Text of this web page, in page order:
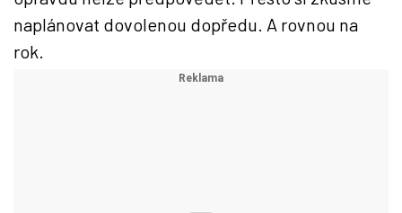
naplánovat dovolenou dopředu. A rovnou na
rok.